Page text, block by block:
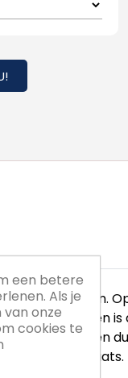
beste pasvorm.
vermogen is
schuren en
op de
een betere
Als je
onze
cookies te